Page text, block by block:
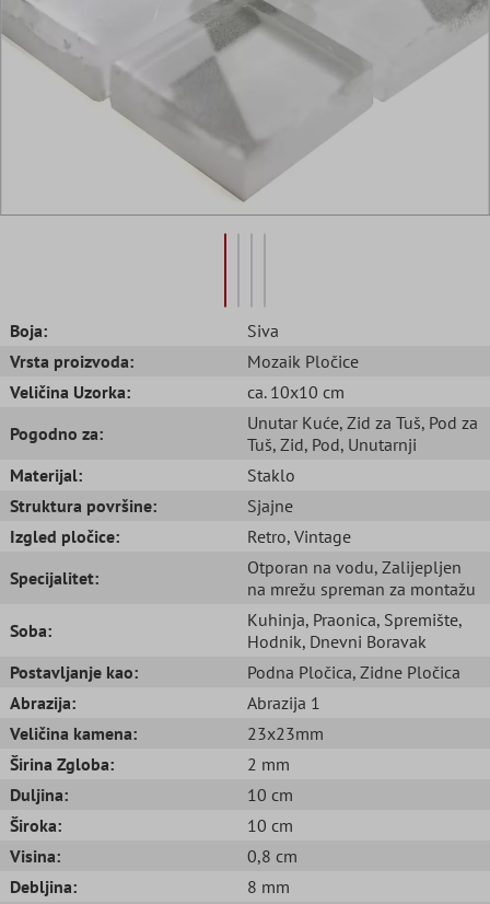
Boja:
Siva
Vrsta proizvoda:
Mozaik Pločice
Veličina Uzorka:
ca. 10x10 cm
Pogodno za:
Unutar Kuće, Zid za Tuš, Pod za
Tuš, Zid, Pod, Unutarnji
Materijal:
Staklo
Struktura površine:
Sjajne
Izgled pločice:
Retro, Vintage
Specijalitet:
Otporan na vodu, Zalijepljen
na mrežu spreman za montažu
Soba:
Kuhinja, Praonica, Spremište,
Hodnik, Dnevni Boravak
Postavljanje kao:
Podna Pločica, Zidne Pločica
Abrazija:
Abrazija 1
Veličina kamena:
23x23mm
Širina Zgloba:
2 mm
Duljina:
10 cm
Široka:
10 cm
Visina:
0,8 cm
Debljina:
8 mm